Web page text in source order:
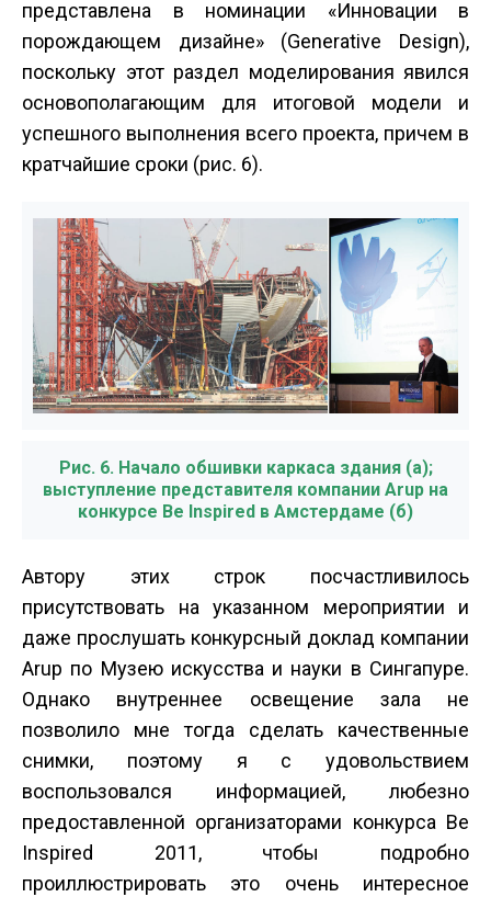
представлена в номинации «Инновации в
порождающем дизайне» (Generative Design),
поскольку этот раздел моделирования явился
основополагающим для итоговой модели и
успешного выполнения всего проекта, причем в
кратчайшие сроки (рис. 6).
Рис. 6. Начало обшивки каркаса здания (а);
выступление представителя компании Arup на
конкурсе Be Inspired в Амстердаме (б)
Автору этих строк посчастливилось
присутствовать на указанном мероприятии и
даже прослушать конкурсный доклад компании
Arup по Музею искусства и науки в Сингапуре.
Однако внутреннее освещение зала не
позволило мне тогда сделать качественные
снимки, поэтому я с удовольствием
воспользовался информацией, любезно
предоставленной организаторами конкурса Be
Inspired 2011, чтобы подробно
проиллюстрировать это очень интересное